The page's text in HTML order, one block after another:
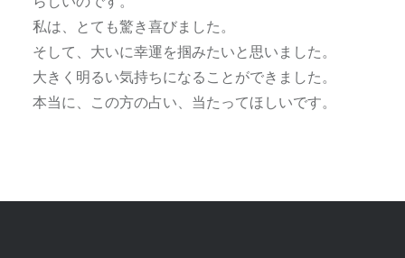
私は、とても驚き喜びました。
そして、大いに幸運を掴みたいと思いました。
大きく明るい気持ちになることができました。
本当に、この方の占い、当たってほしいです。